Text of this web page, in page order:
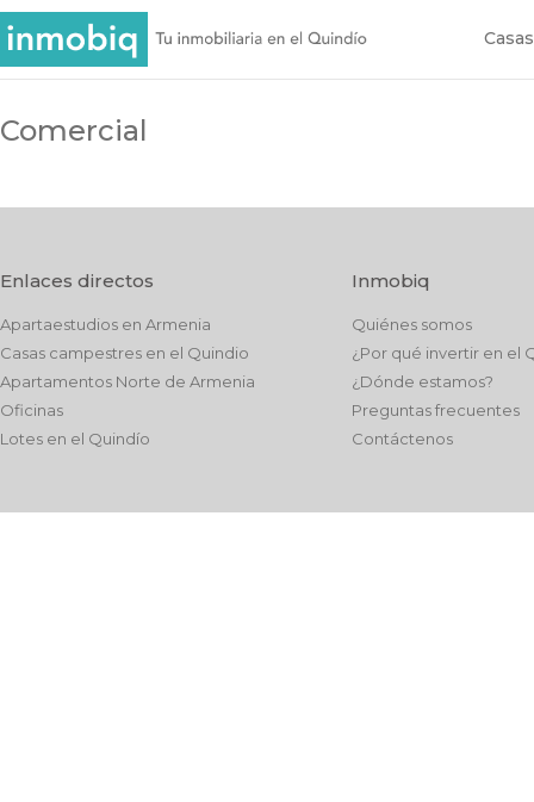
Casas
Comercial
Enlaces directos
Apartaestudios en Armenia
Casas campestres en el Quindio
Apartamentos Norte de Armenia
Oficinas
Lotes en el Quindío
Inmobiq
Quiénes somos
¿Por qué invertir en el
¿Dónde estamos?
Preguntas frecuentes
Contáctenos